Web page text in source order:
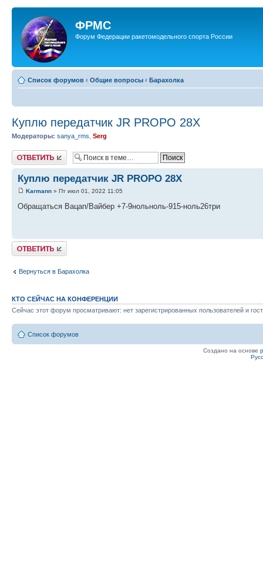
ФРМС
Форум Федерации ракетомодельного спорта России
Список форумов ‹ Общие вопросы ‹ Барахолка
Куплю передатчик JR PROPO 28X
Модераторы: sanya_rms Serg
Ответить
Куплю передатчик JR PROPO 28X
Karmann » Пт июл 01, 2022 11:05
Обращаться Вацап/Вайбер +7-9нольноль-915-ноль26три
Ответить
Вернуться в Барахолка
КТО СЕЙЧАС НА КОНФЕРЕНЦИИ
Сейчас этот форум просматривают: нет зарегистрированных пользователей и
Список форумов
Создано на основе